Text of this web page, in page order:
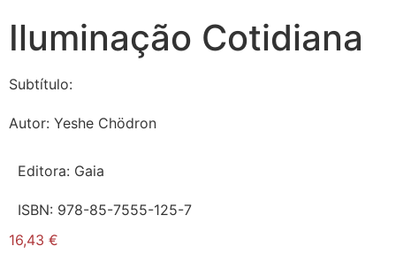
Iluminação Cotidiana
Subtítulo:
Autor: Yeshe Chödron
Editora: Gaia
ISBN: 978-85-7555-125-7
16,43 €